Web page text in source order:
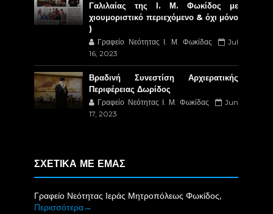
Γαλιλαίας της Ι. Μ. Φωκίδος με
χιουμοριστικό περιεχόμενο & όχι μόνο
)
Γραφείο Νεότητας Ι. Μ. Φωκίδας
Jul
16, 2023
Βραδινή Συνεστίση Αρχιερατικής
Περιφέρειας Δωρίδος
Γραφείο Νεότητας Ι. Μ. Φωκίδας
Jun
17, 2023
ΣΧΕΤΙΚΑ ΜΕ ΕΜΑΣ
Γραφείο Νεότητας Ιεράς Μητροπόλεως Φωκίδος,
Περισσότερα→